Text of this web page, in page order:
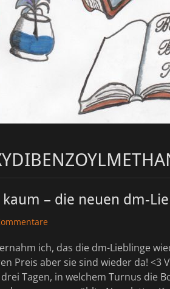
kaum – die neuen dm-
ich, das die dm-Lieblinge
Preis aber sie sind wieder da! <3
Tagen, in welchem Turnus die